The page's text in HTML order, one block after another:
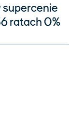
supercenie
ratach 0%